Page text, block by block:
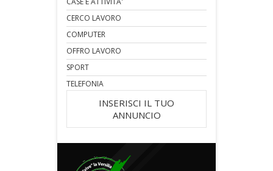
CERCO LAVORO
COMPUTER
OFFRO LAVORO
SPORT
TELEFONIA
INSERISCI IL TUO
ANNUNCIO